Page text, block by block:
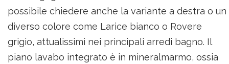
possibile chiedere anche la variante a destra o un
diverso colore come Larice bianco o Rovere
grigio, attualissimi nei principali arredi bagno. Il
piano lavabo integrato è in mineralmarmo, ossia